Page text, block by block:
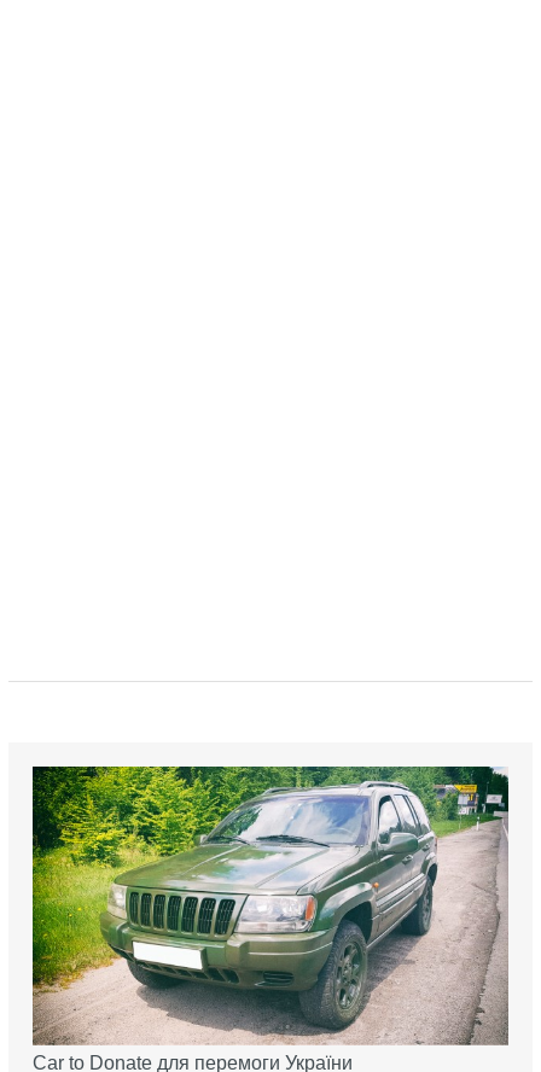
Car to Donate для перемоги України